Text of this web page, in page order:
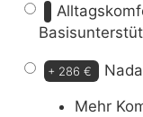
+ 286 €
Mehr